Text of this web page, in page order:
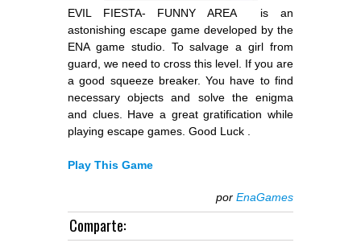
EVIL FIESTA- FUNNY AREA is an
astonishing escape game developed by the
ENA game studio. To salvage a girl from
guard, we need to cross this level. If you are
a good squeeze breaker. You have to find
necessary objects and solve the enigma
and clues. Have a great gratification while
playing escape games. Good Luck .
Play This Game
por EnaGames
Comparte: